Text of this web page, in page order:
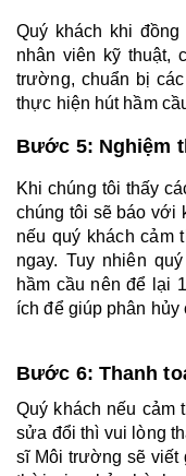
Quý khách khi
nhân viên kỹ thuật,
trường, chuẩn bị
thực hiện hút hầm
Bước 5: Nghiệm
Khi chúng tôi thấy
chúng tôi sẽ báo với
nếu quý khách cảm
ngay. Tuy nhiên
hầm cầu nên để lại
ích để giúp phân hủy
Bước 6: Thanh
Quý khách nếu cảm
sửa đổi thì vui lòng
sĩ Môi trường sẽ viết